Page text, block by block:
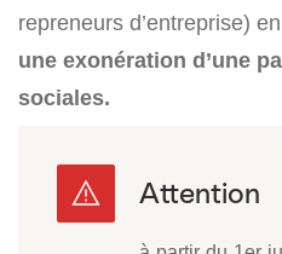
repreneurs d’entreprise)
une exonération d’une
sociales.